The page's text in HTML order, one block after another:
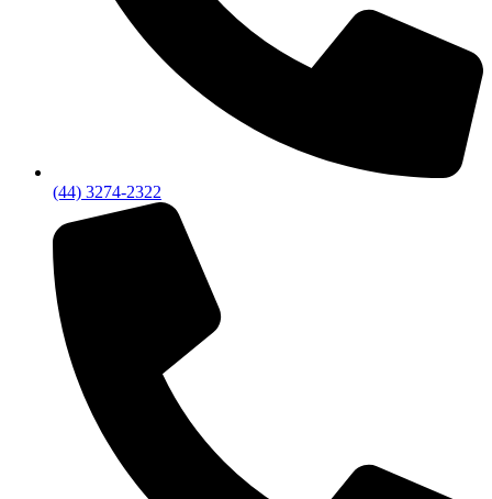
(44) 3274-2322